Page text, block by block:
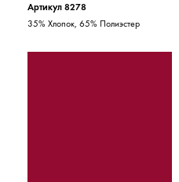
Артикул 8278
35% Хлопок, 65% Полиэстер